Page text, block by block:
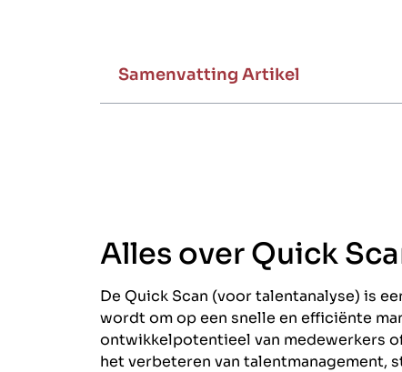
Samenvatting Artikel
Alles over Quick
De Quick Scan (voor talentanalyse) is
wordt om op een snelle en efficiënte
ontwikkelpotentieel van medewerkers
het verbeteren van talentmanagement,